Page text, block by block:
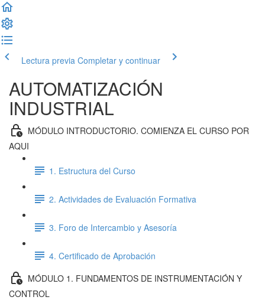
Lectura previa Completar y continuar
AUTOMATIZACIÓN
INDUSTRIAL
MÓDULO INTRODUCTORIO. COMIENZA EL CURSO POR
AQUI
1. Estructura del Curso
2. Actividades de Evaluación Formativa
3. Foro de Intercambio y Asesoría
4. Certificado de Aprobación
MÓDULO 1. FUNDAMENTOS DE INSTRUMENTACIÓN Y
CONTROL